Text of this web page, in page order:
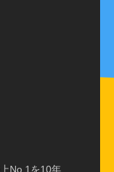
No.1を10年